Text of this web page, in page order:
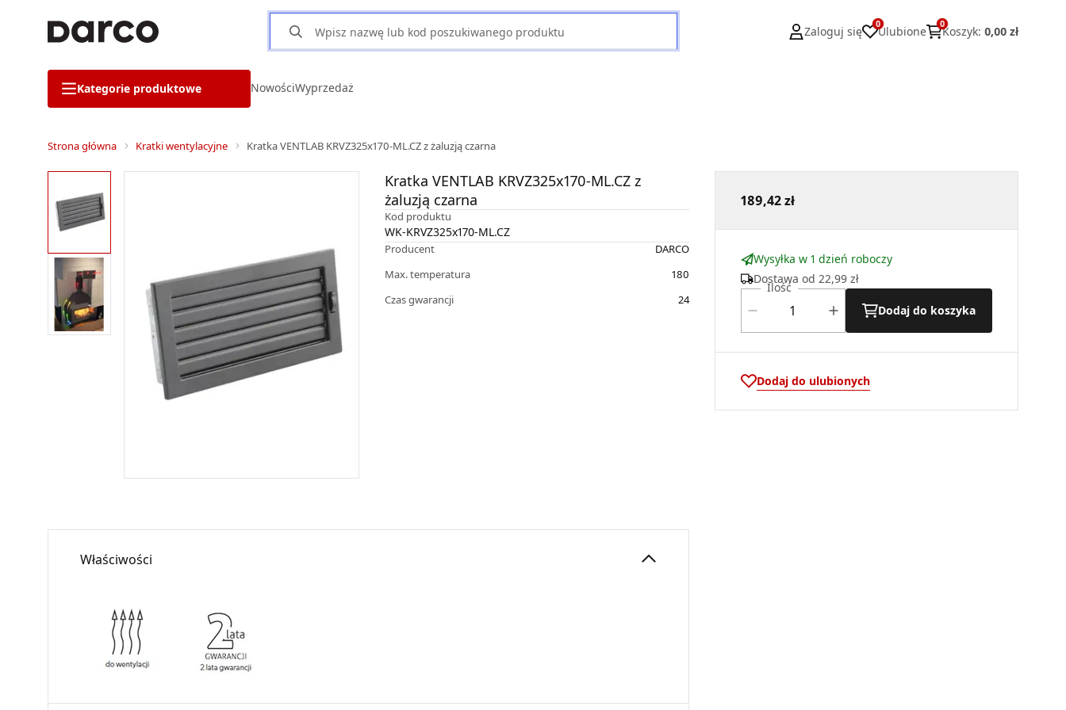
Zaloguj się
0
Ulubione
0
Koszyk: 0,00 zł
Kategorie produktowe NowościWyprzedaż
Strona główna Kratki wentylacyjne Kratka VENTLAB KRVZ325x170-ML.CZ z żaluzją czarna
Kratka VENTLAB KRVZ325x170-ML.CZ z
żaluzją czarna
Kod produktu
WK-KRVZ325x170-ML.CZ
Producent
DARCO
Max. temperatura
180
Czas gwarancji
24
189,42 zł
Wysyłka w 1 dzień roboczy
Dostawa od 22,99 zł
Ilość
Dodaj do koszyka
Dodaj do ulubionych
Właściwości